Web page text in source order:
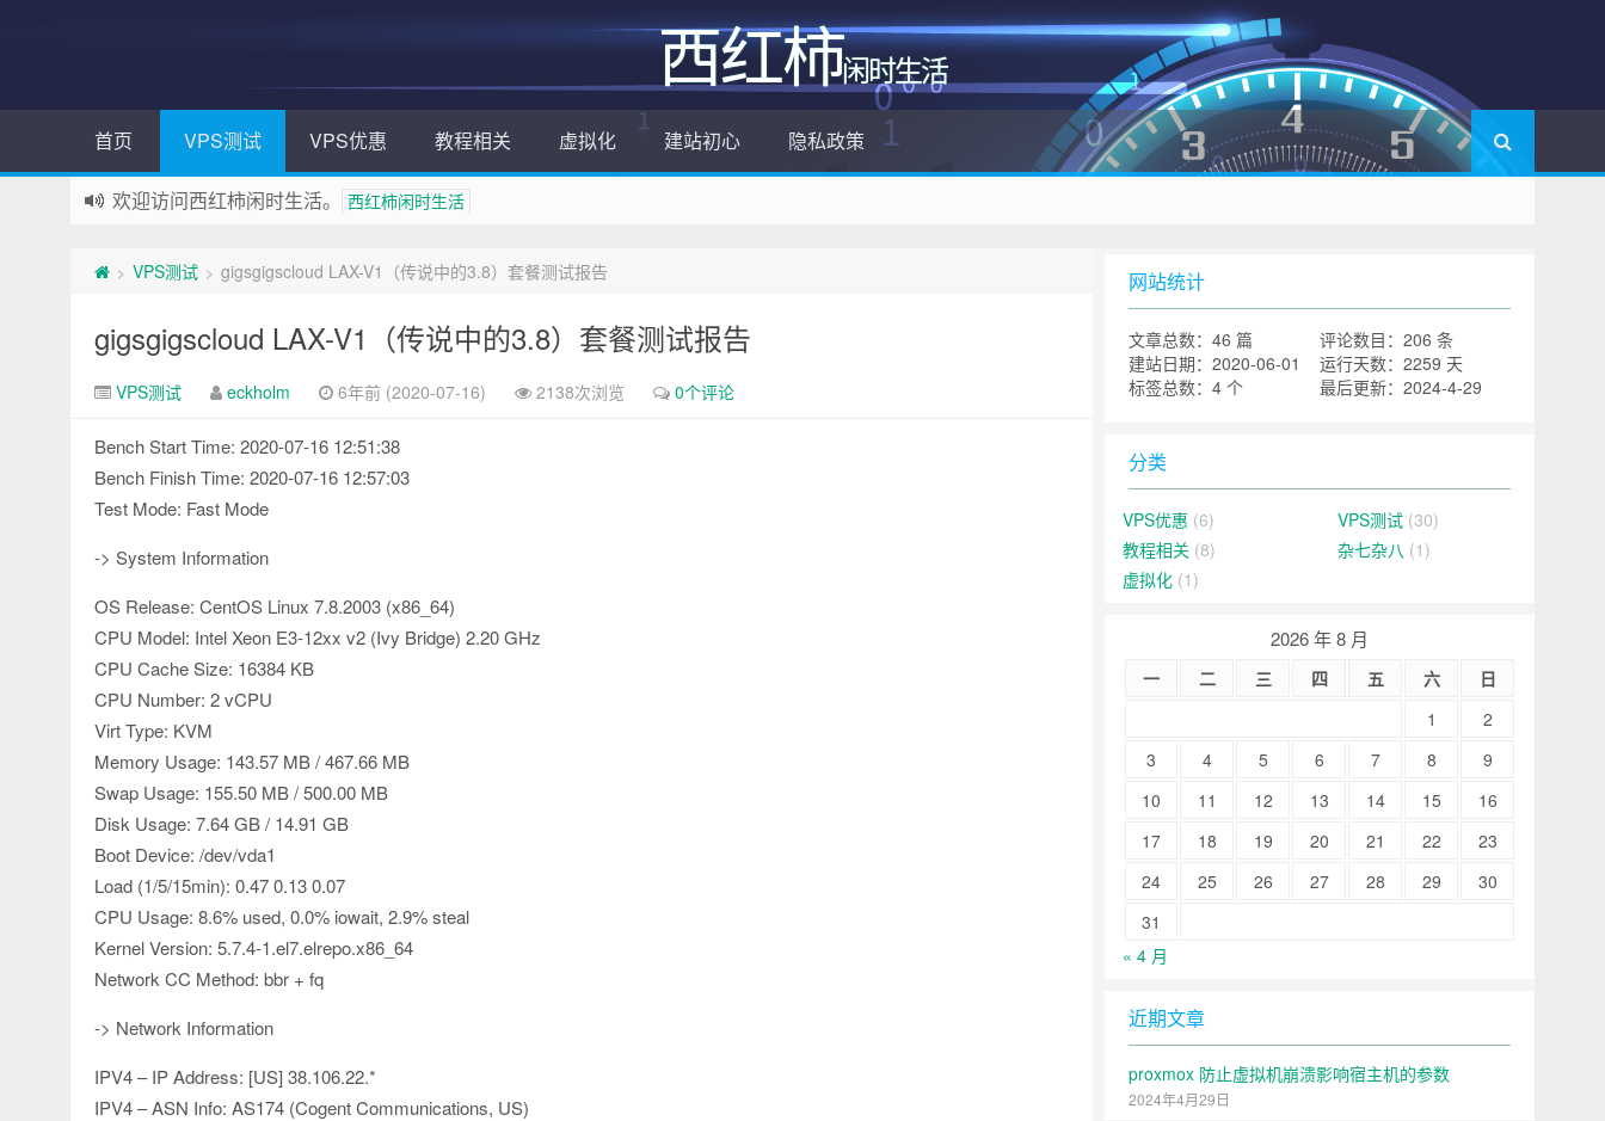
西红柿闲时生活
首页 VPS测试 VPS优惠 教程相关 虚拟化 建站初心 隐私政策
欢迎访问西红柿闲时生活。 西红柿闲时生活
> VPS测试 > gigsgigscloud LAX-V1（传说中的3.8）套餐测试报告
gigsgigscloud LAX-V1（传说中的3.8）套餐测试报告
VPS测试 eckholm 6年前 (2020-07-16) 2138次浏览 0个评论
Bench Start Time: 2020-07-16 12:51:38
Bench Finish Time: 2020-07-16 12:57:03
Test Mode: Fast Mode
-> System Information
OS Release: CentOS Linux 7.8.2003 (x86_64)
CPU Model: Intel Xeon E3-12xx v2 (Ivy Bridge) 2.20 GHz
CPU Cache Size: 16384 KB
CPU Number: 2 vCPU
Virt Type: KVM
Memory Usage: 143.57 MB / 467.66 MB
Swap Usage: 155.50 MB / 500.00 MB
Disk Usage: 7.64 GB / 14.91 GB
Boot Device: /dev/vda1
Load (1/5/15min): 0.47 0.13 0.07
CPU Usage: 8.6% used, 0.0% iowait, 2.9% steal
Kernel Version: 5.7.4-1.el7.elrepo.x86_64
Network CC Method: bbr + fq
-> Network Information
IPV4 – IP Address: [US] 38.106.22.*
IPV4 – ASN Info: AS174 (Cogent Communications, US)
网站统计
文章总数：46 篇
评论数目：206 条
建站日期：2020-06-01
运行天数：2259 天
标签总数：4 个
最后更新：2024-4-29
分类
VPS优惠 (6) VPS测试 (30)
教程相关 (8) 杂七杂八 (1)
虚拟化 (1)
2026 年 8 月
一 二 三 四 五 六
日
1
2
3
4 5 6 7 8
9
10
11 12 13 14 15
16
17
18 19 20 21 22
23
24
25 26 27 28 29
30
31
« 4 月
近期文章
proxmox 防止虚拟机崩溃影响宿主机的参数
2024年4月29日